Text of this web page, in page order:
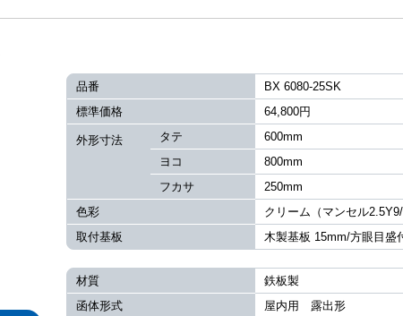
品番
BX 6080-25SK
標準価格
64,800円
外形寸法 タテ
600mm
ヨコ
800mm
フカサ
250mm
色彩
クリーム（マンセル
取付基板
木製基板 15mm/方眼目盛
材質
鉄板製
函体形式
屋内用 露出形